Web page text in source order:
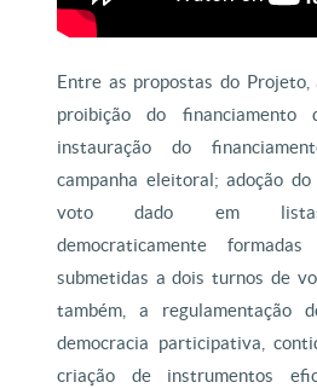
Entre as propostas do
proibição do
instauração do
campanha eleitoral; adoção
voto dado em listas
democraticamente
submetidas a dois turnos de
também, a regulamentação
democracia participativa,
criação de instrumentos